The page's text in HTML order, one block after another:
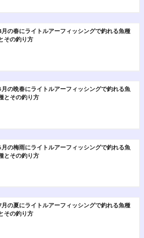
月の春にライトルアーフィッシングで釣れる魚種
その釣り方
月の晩春にライトルアーフィッシングで釣れる魚
とその釣り方
月の梅雨にライトルアーフィッシングで釣れる魚
とその釣り方
月の夏にライトルアーフィッシングで釣れる魚種
その釣り方